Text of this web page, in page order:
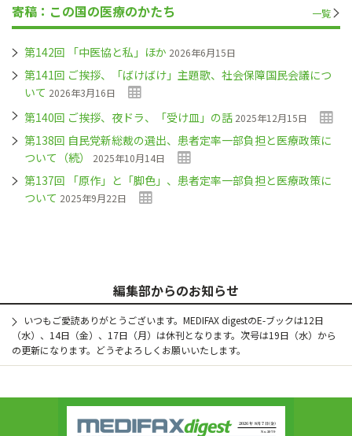
寄稿：この国の医療のかたち 一覧
第142回 「中医協と私」ほか 2026年6月15日
第141回 ご挨拶、「ばけばけ」主題歌、社会保障国民会議につ
いて 2026年3月16日
第140回 ご挨拶、夜ドラ、「受け皿」の話 2025年12月15日
第138回 自民党新総裁の選出、患者定率一部負担と医療政策に
ついて（続）
2025年10月14日
第137回 「原作」と「脚色」、患者定率一部負担と医療政策に
ついて 2025年9月22日
編集部からのお知らせ
いつもご愛読ありがとうございます。MEDIFAX digestのE-ブックは12日
（水）、14日（金）、17日（月）は休刊となります。次号は19日（水）から
の更新になります。どうぞよろしくお願いいたします。